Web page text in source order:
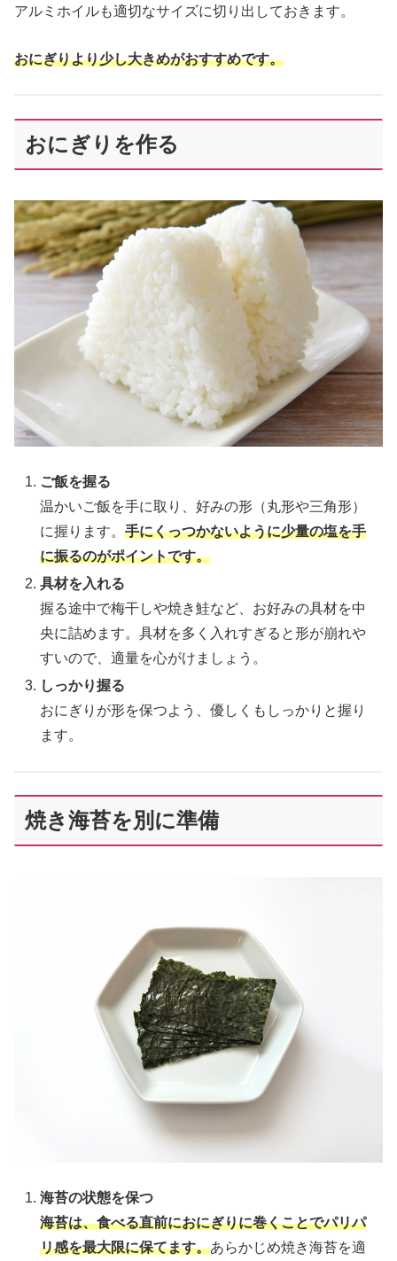
アルミホイルも適切なサイズに切り出しておきます。
おにぎりより少し大きめがおすすめです。
おにぎりを作る
ご飯を握る
温かいご飯を手に取り、好みの形（丸形や三角形）
に握ります。手にくっつかないように少量の塩を手
に振るのがポイントです。
具材を入れる
握る途中で梅干しや焼き鮭など、お好みの具材を中
央に詰めます。具材を多く入れすぎると形が崩れや
すいので、適量を心がけましょう。
しっかり握る
おにぎりが形を保つよう、優しくもしっかりと握り
ます。
焼き海苔を別に準備
海苔の状態を保つ
海苔は、食べる直前におにぎりに巻くことでパリパ
リ感を最大限に保てます。あらかじめ焼き海苔を適